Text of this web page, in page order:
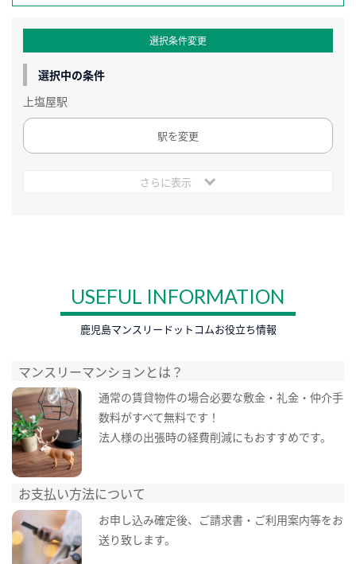
選択条件変更
選択中の条件
上塩屋駅
駅を変更
さらに表示
USEFUL INFORMATION
鹿児島マンスリードットコムお役立ち情報
マンスリーマンションとは？
通常の賃貸物件の場合必要な敷金・礼金・仲介手
数料がすべて無料です！
法人様の出張時の経費削減にもおすすめです。
お支払い方法について
お申し込み確定後、ご請求書・ご利用案内等をお
送り致します。